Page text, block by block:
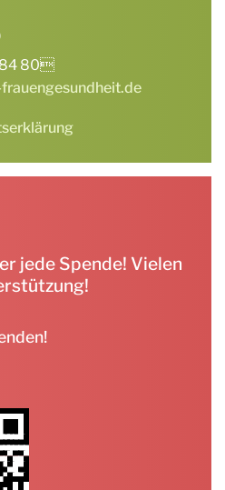
84 80
jede Spende! Vielen